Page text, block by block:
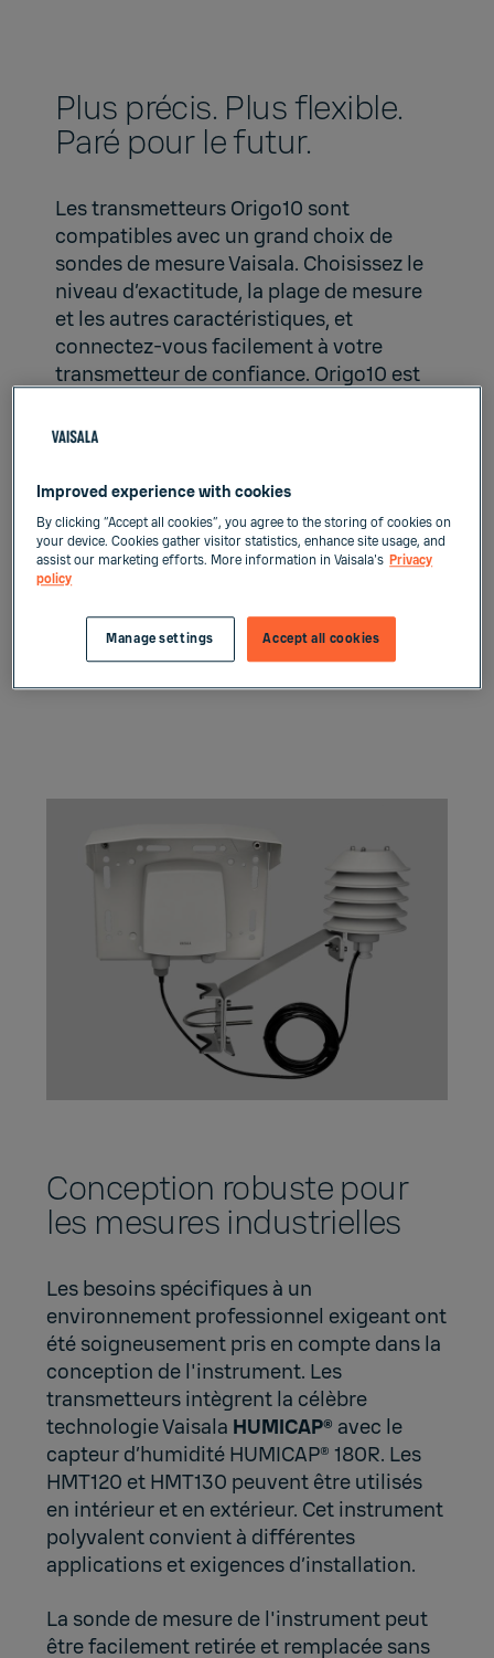
Plus précis. Plus flexible.
Paré pour le futur.
Les transmetteurs Origo10 sont
compatibles avec un grand choix de
sondes de mesure Vaisala. Choisissez le
niveau d’exactitude, la plage de mesure
et les autres caractéristiques, et
connectez-vous facilement à votre
transmetteur de confiance. Origo10 est
HMT130. Même technologie de mesure
long terme améliorée, différents
paramètres proposés et une intégration
transparente dans le GTB.
Découvrez Origo →
Conception robuste pour
les mesures industrielles
Les besoins spécifiques à un
environnement professionnel exigeant ont
été soigneusement pris en compte dans la
conception de l'instrument. Les
transmetteurs intègrent la célèbre
technologie Vaisala HUMICAP® avec le
capteur d’humidité HUMICAP® 180R. Les
HMT120 et HMT130 peuvent être utilisés
en intérieur et en extérieur. Cet instrument
polyvalent convient à différentes
applications et exigences d’installation.
La sonde de mesure de l'instrument peut
être facilement retirée et remplacée sans
Improved experience with cookies
By clicking “Accept all cookies”, you agree to the storing of cookies on
your device. Cookies gather visitor statistics, enhance site usage, and
assist our marketing efforts. More information in Vaisala's Privacy
policy
Accept all cookies
Manage settings